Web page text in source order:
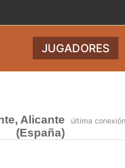
JUGADORES
Alicante
(España)
última